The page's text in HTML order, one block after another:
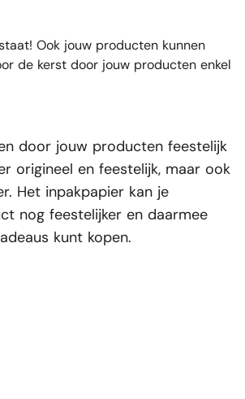
Ook jouw producten kunnen
de kerst door jouw producten enkel
door jouw producten feestelijk
origineel en feestelijk, maar ook
Het inpakpapier kan je
nog feestelijker en daarmee
kunt kopen.